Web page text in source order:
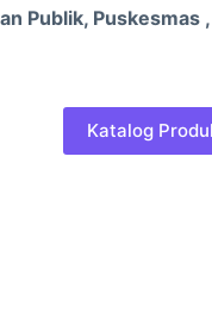
Publik, Puskesmas
Katalog